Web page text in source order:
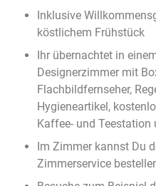
Inklusive
köstlichem Frühstück
Ihr übernachtet in
Designerzimmer mit
Flachbildfernseher,
Hygieneartikel,
Kaffee- und Teestation
Im Zimmer kannst Du
Zimmerservice